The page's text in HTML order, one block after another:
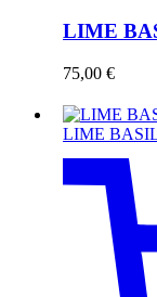
LIME
75,00 €
LIME